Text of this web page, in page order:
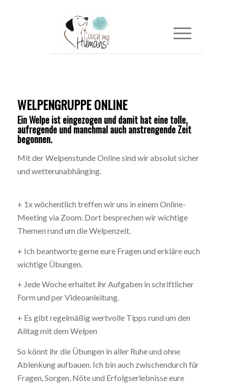
WELPENGRUPPE ONLINE
Ein Welpe ist eingezogen und damit hat eine tolle,
aufregende und manchmal auch anstrengende Zeit
begonnen.
Mit der Welpenstunde Online sind wir absolut sicher
und wetterunabhänging.
+ 1x wöchentlich treffen wir uns in einem Online-
Meeting via Zoom. Dort besprechen wir wichtige
Themen rund um die Welpenzeit.
+ Ich beantworte gerne eure Fragen und erkläre euch
wichtige Übungen.
+ Jede Woche erhaltet ihr Aufgaben in schriftlicher
Form und per Videoanleitung.
+ Es gibt regelmäßig wertvolle Tipps rund um den
Alltag mit dem Welpen
So könnt ihr die Übungen in aller Ruhe und ohne
Ablenkung aufbauen. Ich bin auch zwischendurch für
Fragen, Sorgen, Nöte und Erfolgserlebnisse eure